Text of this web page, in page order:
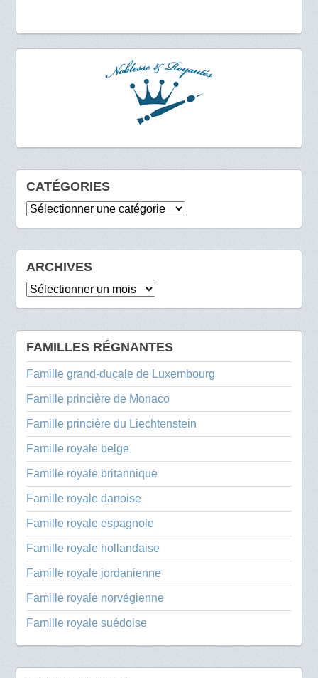
CATÉGORIES
Catégories
ARCHIVES
Archives
FAMILLES RÉGNANTES
Famille grand-ducale de Luxembourg
Famille princière de Monaco
Famille princière du Liechtenstein
Famille royale belge
Famille royale britannique
Famille royale danoise
Famille royale espagnole
Famille royale hollandaise
Famille royale jordanienne
Famille royale norvégienne
Famille royale suédoise